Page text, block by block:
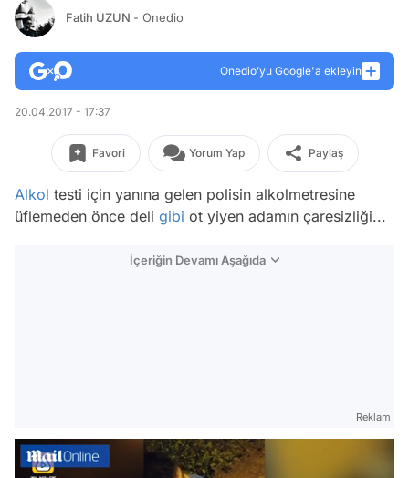
Fatih UZUN - Onedio
Onedio’yu Google'a ekleyin
20.04.2017 - 17:37
Favori Yorum Yap Paylaş
Alkol testi için yanına gelen polisin alkolmetresine
üflemeden önce deli gibi ot yiyen adamın çaresizliği...
İçeriğin Devamı Aşağıda
Reklam